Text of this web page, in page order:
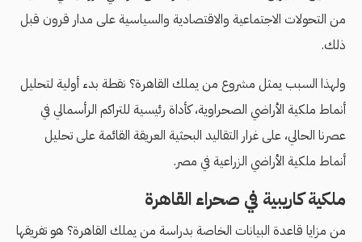
من التحولات الاجتماعية والاقتصادية والسياسية على مدار قرون قبل
ذلك.
ولهذا السبب يمثل مشروع من يملك القاهرة؟ نقطة بدء أولية لتحليل
أنماط ملكية الأراضي الصحراوية، كأداة رئيسية للتراكم الرأسمالي في
عصرنا الحالي، على غرار التقاليد البحثية العريقة القائمة على تحليل
أنماط ملكية الأراضي الزراعية في مصر.
ملكية كاريبية في صحراء القاهرة
من مزايا قاعدة البيانات الخاصة بدراسة من يملك القاهرة؟ هو تفريقها